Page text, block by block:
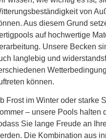
von
Aus diesem Grund
auf hochwertige
Unsere Becken
langlebig und
können.
Frost im Winter oder starke
– unsere Pools halten
Sie lange Freude an
Die Kombination aus